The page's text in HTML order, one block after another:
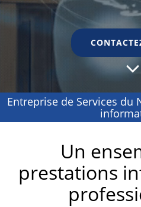
Entreprise de Services du
Un
prestations